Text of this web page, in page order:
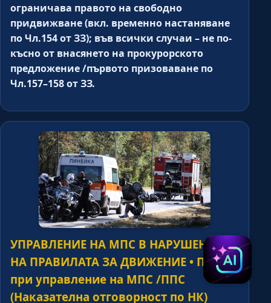
ограничава правото на свободно
придвижване (вкл. временно настаняване
по Чл.154 от ЗЗ); във всички случаи – не по-
късно от внасянето на прокурорското
предложение /първото призоваване по
Чл.157–158 от ЗЗ.
УПРАВЛЕНИЕ НА МПС В НАРУШЕНИЕ
НА ПРАВИЛАТА ЗА ДВИЖЕНИЕ • ПТП
при управление на МПС /ППС
(Наказателна отговорност по НК)